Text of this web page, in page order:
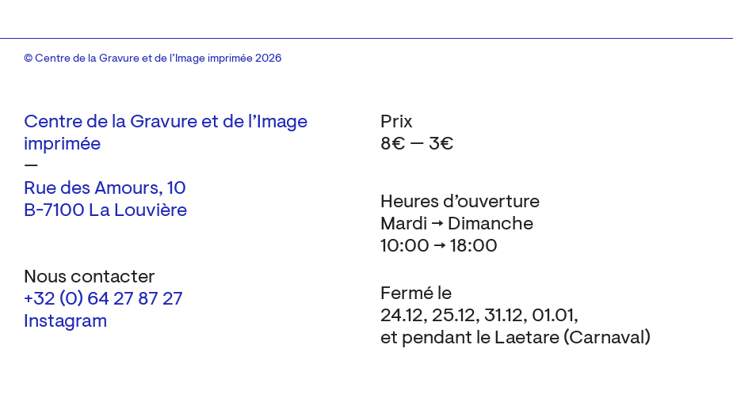
Centre de la Gravure et de l’Image
imprimée
—
Rue des Amours, 10
B-7100 La Louvière
Nous contacter
+32 (0) 64 27 87 27
Instagram
Heures d’ouverture
Mardi → Dimanche
10:00 → 18:00
Fermé le
24.12, 25.12, 31.12, 01.01,
et pendant le Laetare (Carnaval)
Prix
8€ — 3€
© Centre de la Gravure et de l’Image imprimée 2026